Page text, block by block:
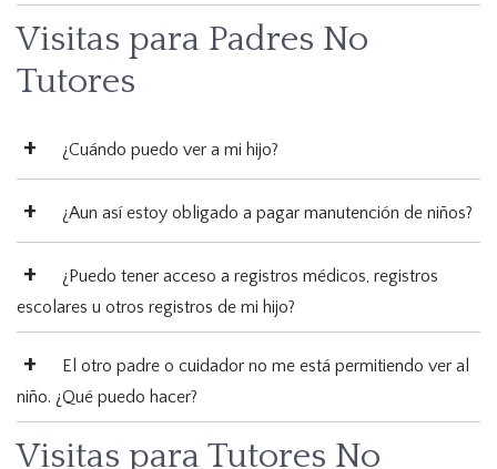
Visitas para Padres No
Tutores
¿Cuándo puedo ver a mi hijo?
¿Aun así estoy obligado a pagar manutención de niños?
¿Puedo tener acceso a registros médicos, registros
escolares u otros registros de mi hijo?
El otro padre o cuidador no me está permitiendo ver al
niño. ¿Qué puedo hacer?
Visitas para Tutores No